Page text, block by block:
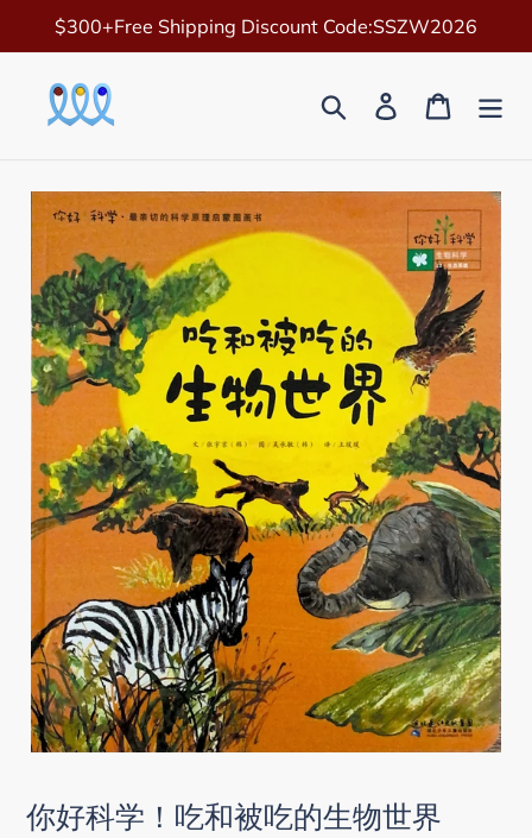
$300+Free Shipping Discount Code:SSZW2026
Search Log in Cart
你好科学！吃和被吃的生物世界